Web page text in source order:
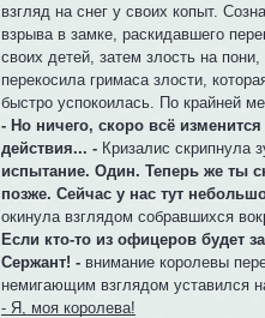
взгляд на снег у своих копыт.
взрыва в замке, раскидавшего
своих детей, затем злость на
перекосила гримаса злости,
быстро успокоилась. По крайней
- Но ничего, скоро всё
действия... - Кризалис скрипнула
испытание. Один. Теперь же ты
позже. Сейчас у нас тут
окинула взглядом собравшихся
Если кто-то из офицеров будет
Сержант! - внимание королевы
немигающим взглядом уставился
- Я, моя королева!